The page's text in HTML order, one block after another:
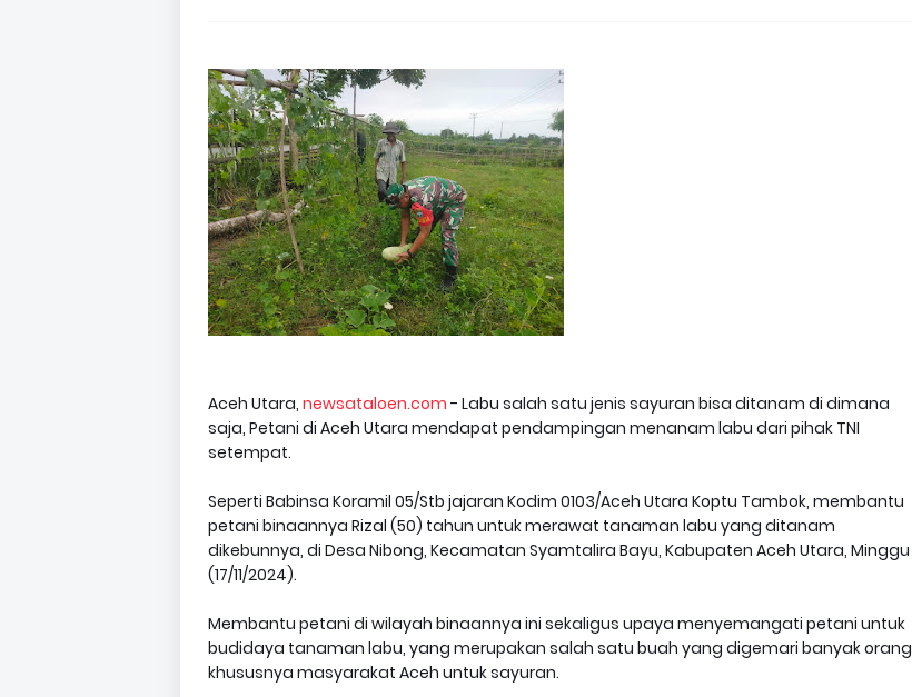
Aceh Utara, newsataloen.com - Labu salah satu jenis sayuran bisa ditanam di dimana
saja, Petani di Aceh Utara mendapat pendampingan menanam labu dari pihak TNI
setempat.
Seperti Babinsa Koramil 05/Stb jajaran Kodim 0103/Aceh Utara Koptu Tambok, membantu
petani binaannya Rizal (50) tahun untuk merawat tanaman labu yang ditanam
dikebunnya, di Desa Nibong, Kecamatan Syamtalira Bayu, Kabupaten Aceh Utara, Minggu
(17/11/2024).
Membantu petani di wilayah binaannya ini sekaligus upaya menyemangati petani untuk
budidaya tanaman labu, yang merupakan salah satu buah yang digemari banyak orang
khususnya masyarakat Aceh untuk sayuran.